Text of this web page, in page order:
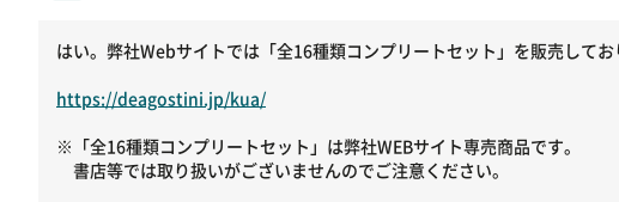
はい。弊社Webサイトでは「全16種類コンプリートセット」を販売してお
https://deagostini.jp/kua/
※「全16種類コンプリートセット」は弊社WEBサイト専売商品です。
書店等では取り扱いがございませんのでご注意ください。